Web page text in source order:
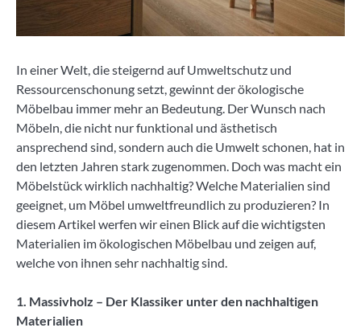
In einer Welt, die steigernd auf Umweltschutz und
Ressourcenschonung setzt, gewinnt der ökologische
Möbelbau immer mehr an Bedeutung. Der Wunsch nach
Möbeln, die nicht nur funktional und ästhetisch
ansprechend sind, sondern auch die Umwelt schonen, hat in
den letzten Jahren stark zugenommen. Doch was macht ein
Möbelstück wirklich nachhaltig? Welche Materialien sind
geeignet, um Möbel umweltfreundlich zu produzieren? In
diesem Artikel werfen wir einen Blick auf die wichtigsten
Materialien im ökologischen Möbelbau und zeigen auf,
welche von ihnen sehr nachhaltig sind.
1. Massivholz – Der Klassiker unter den nachhaltigen
Materialien